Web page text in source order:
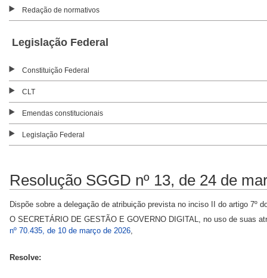
Redação de normativos
Legislação Federal
Constituição Federal
CLT
Emendas constitucionais
Legislação Federal
Resolução SGGD nº 13, de 24 de
Dispõe sobre a delegação de atribuição prevista no inciso II do artigo 7º
O SECRETÁRIO DE GESTÃO E GOVERNO DIGITAL, no uso de suas
nº 70.435, de 10 de março de 2026,
Resolve: